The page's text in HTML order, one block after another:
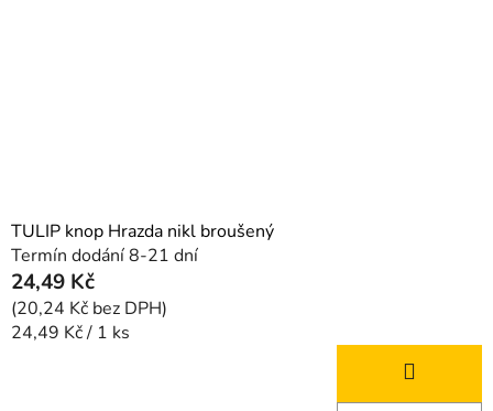
TULIP knop Hrazda nikl broušený
Termín dodání 8-21 dní
24,49 Kč
(20,24 Kč bez DPH)
Měrná
24,49 Kč / 1 ks